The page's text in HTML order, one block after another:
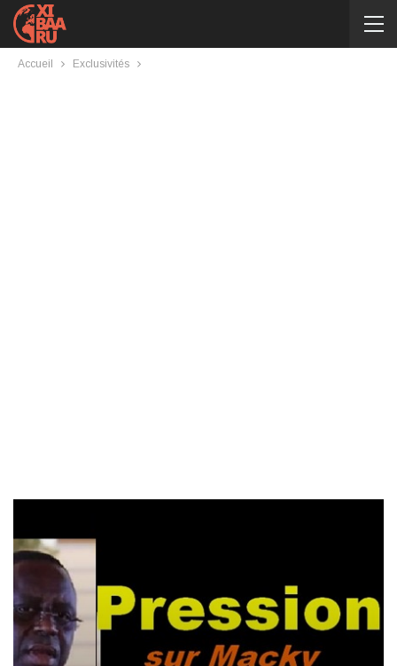
Accueil Exclusivités